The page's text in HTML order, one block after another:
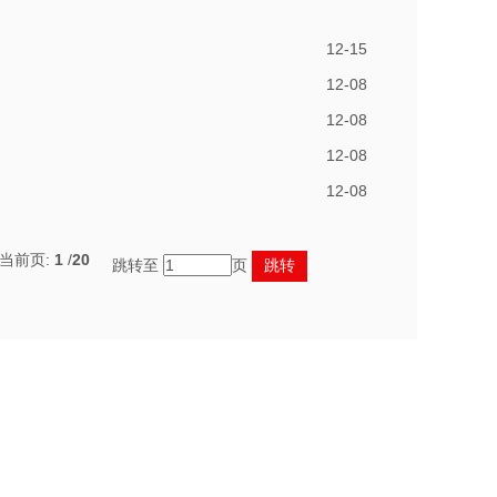
12-15
12-08
12-08
12-08
12-08
前页: 1 /20 跳转至 页